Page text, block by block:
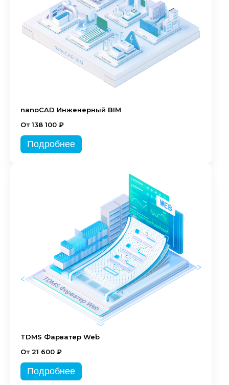
nanoCAD Инженерный BIM
От 138 100 ₽
Подробнее
TDMS Фарватер Web
От 21 600 ₽
Подробнее